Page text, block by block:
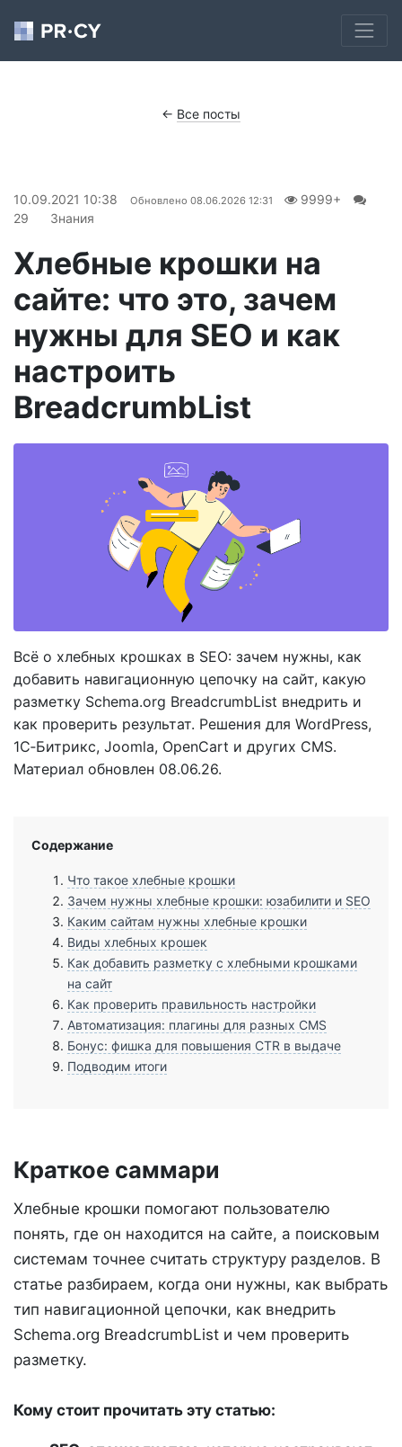
← Все посты
10.09.2021 10:38 Обновлено 08.06.2026 12:31
9999+
29
Знания
Хлебные крошки на
сайте: что это, зачем
нужны для SEO и как
настроить
BreadcrumbList
Всё о хлебных крошках в SEO: зачем нужны, как
добавить навигационную цепочку на сайт, какую
разметку Schema.org BreadcrumbList внедрить и
как проверить результат. Решения для WordPress,
1С‑Битрикс, Joomla, OpenCart и других CMS.
Материал обновлен 08.06.26.
Содержание
Что такое хлебные крошки
Зачем нужны хлебные крошки: юзабилити и SEO
Каким сайтам нужны хлебные крошки
Виды хлебных крошек
Как добавить разметку с хлебными крошками
на сайт
Как проверить правильность настройки
Автоматизация: плагины для разных CMS
Бонус: фишка для повышения CTR в выдаче
Подводим итоги
Краткое саммари
Хлебные крошки помогают пользователю
понять, где он находится на сайте, а поисковым
системам точнее считать структуру разделов. В
статье разбираем, когда они нужны, как выбрать
тип навигационной цепочки, как внедрить
Schema.org BreadcrumbList и чем проверить
разметку.
Кому стоит прочитать эту статью: